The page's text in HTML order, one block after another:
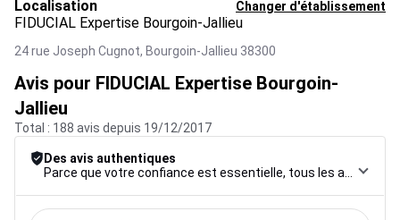
Localisation Changer d'établissement
FIDUCIAL Expertise Bourgoin-Jallieu
24 rue Joseph Cugnot, Bourgoin-Jallieu 38300
Avis pour FIDUCIAL Expertise Bourgoin-
Jallieu
Total : 188 avis depuis 19/12/2017
Des avis authentiques